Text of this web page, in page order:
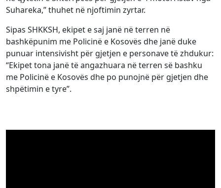
Suhareka,” thuhet në njoftimin zyrtar.
Sipas SHKKSH, ekipet e saj janë në terren në
bashkëpunim me Policinë e Kosovës dhe janë duke
punuar intensivisht për gjetjen e personave të zhdukur:
“Ekipet tona janë të angazhuara në terren së bashku
me Policinë e Kosovës dhe po punojnë për gjetjen dhe
shpëtimin e tyre”.